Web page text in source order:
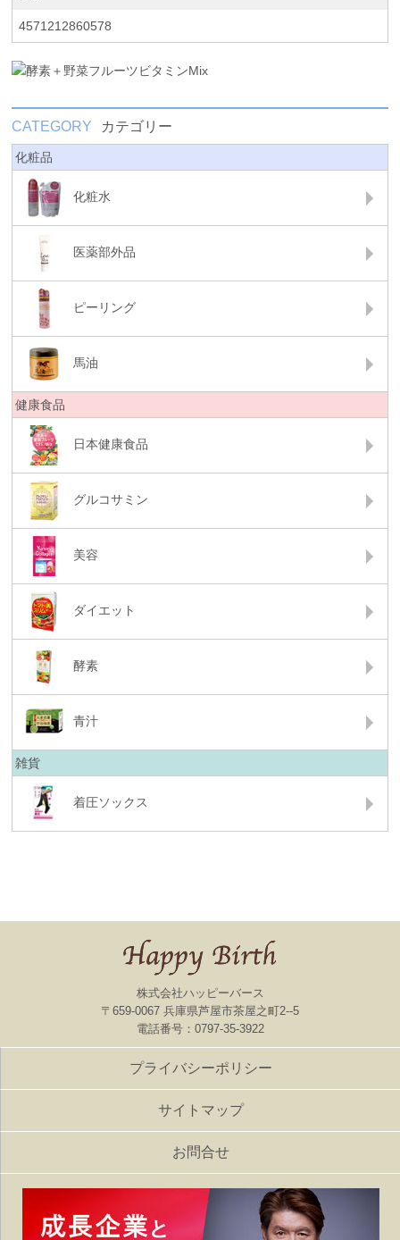
4571212860578
CATEGORY カテゴリー
化粧品
化粧水
医薬部外品
ピーリング
馬油
健康食品
日本健康食品
グルコサミン
美容
ダイエット
酵素
青汁
雑貨
着圧ソックス
株式会社ハッピーバース
〒659-0067 兵庫県芦屋市茶屋之町2--5
電話番号：0797-35-3922
プライバシーポリシー
サイトマップ
お問合せ